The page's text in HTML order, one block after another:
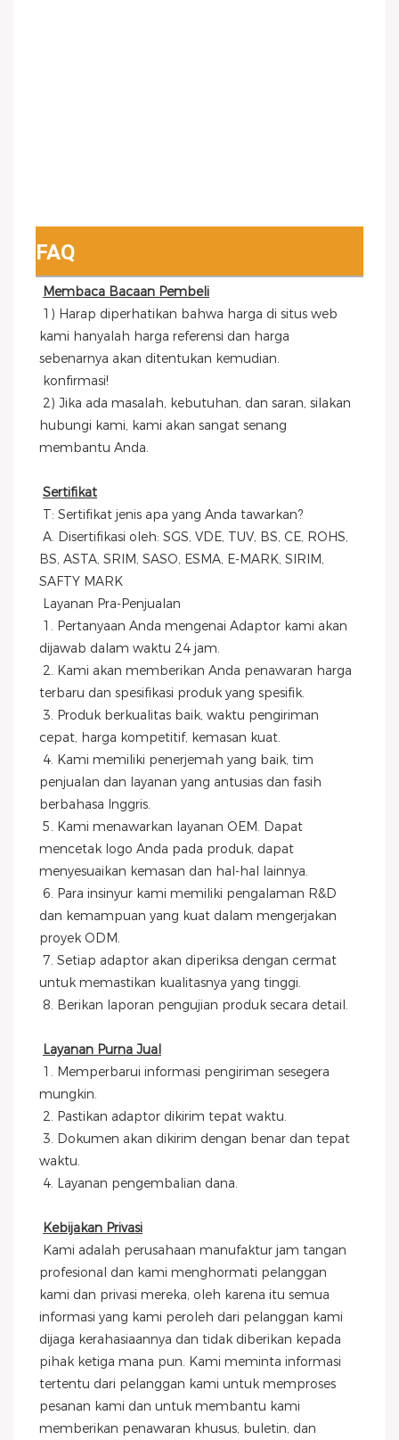
FAQ
Membaca Bacaan Pembeli
kami hanyalah harga referensi dan harga
sebenarnya akan ditentukan kemudian.
konfirmasi!
hubungi kami, kami akan sangat senang
membantu Anda.
Sertifikat
T: Sertifikat jenis apa yang Anda tawarkan?
BS, ASTA, SRIM, SASO, ESMA, E-MARK, SIRIM,
SAFTY MARK
Layanan Pra-Penjualan
dijawab dalam waktu 24 jam.
terbaru dan spesifikasi produk yang spesifik.
cepat, harga kompetitif, kemasan kuat.
penjualan dan layanan yang antusias dan fasih
berbahasa Inggris.
mencetak logo Anda pada produk, dapat
menyesuaikan kemasan dan hal-hal lainnya.
dan kemampuan yang kuat dalam mengerjakan
proyek ODM.
untuk memastikan kualitasnya yang tinggi.
8. Berikan laporan pengujian produk secara detail.
Layanan Purna Jual
mungkin.
2. Pastikan adaptor dikirim tepat waktu.
waktu.
4. Layanan pengembalian dana.
Kebijakan Privasi
profesional dan kami menghormati pelanggan
kami dan privasi mereka, oleh karena itu semua
informasi yang kami peroleh dari pelanggan kami
dijaga kerahasiaannya dan tidak diberikan kepada
pihak ketiga mana pun. Kami meminta informasi
tertentu dari pelanggan kami untuk memproses
pesanan kami dan untuk membantu kami
memberikan penawaran khusus, buletin, dan